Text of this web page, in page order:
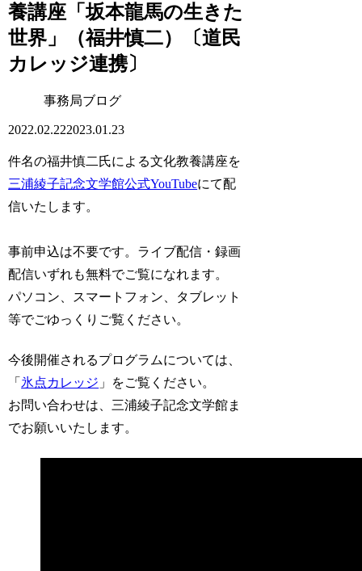
養講座「坂本龍馬の生きた
世界」（福井慎二）〔道民
カレッジ連携〕
事務局ブログ
2022.02.222023.01.23
件名の福井慎二氏による文化教養講座を
三浦綾子記念文学館公式YouTubeにて配
信いたします。
事前申込は不要です。ライブ配信・録画
配信いずれも無料でご覧になれます。
パソコン、スマートフォン、タブレット
等でごゆっくりご覧ください。
今後開催されるプログラムについては、
「 氷点カレッジ 」をご覧ください。
お問い合わせは、三浦綾子記念文学館ま
でお願いいたします。